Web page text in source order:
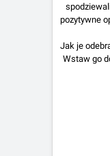
pozytywne
Jak je
Wstaw go